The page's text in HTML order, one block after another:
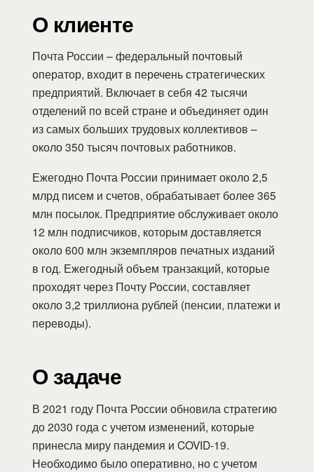
О клиенте
Почта России – федеральный почтовый
оператор, входит в перечень стратегических
предприятий. Включает в себя 42 тысячи
отделений по всей стране и объединяет один
из самых больших трудовых коллективов –
около 350 тысяч почтовых работников.
Ежегодно Почта России принимает около 2,5
млрд писем и счетов, обрабатывает более 365
млн посылок. Предприятие обслуживает около
12 млн подписчиков, которым доставляется
около 600 млн экземпляров печатных изданий
в год. Ежегодный объем транзакций, которые
проходят через Почту России, составляет
около 3,2 триллиона рублей (пенсии, платежи и
переводы).
О задаче
В 2021 году Почта России обновила стратегию
до 2030 года с учетом изменений, которые
принесла миру пандемия и COVID-19.
Необходимо было оперативно, но с учетом